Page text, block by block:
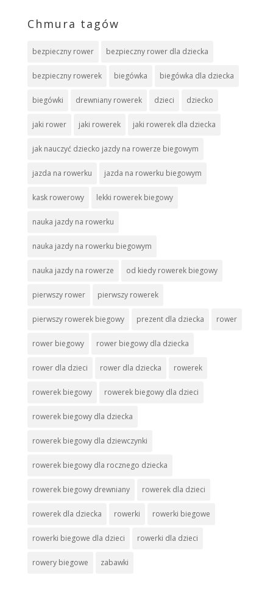
Chmura tagów
bezpieczny rower bezpieczny rower dla dziecka
bezpieczny rowerek biegówka biegówka dla dziecka
biegówki drewniany rowerek dzieci dziecko
jaki rower jaki rowerek jaki rowerek dla dziecka
jak nauczyć dziecko jazdy na rowerze biegowym
jazda na rowerku jazda na rowerku biegowym
kask rowerowy lekki rowerek biegowy
nauka jazdy na rowerku
nauka jazdy na rowerku biegowym
nauka jazdy na rowerze od kiedy rowerek biegowy
pierwszy rower pierwszy rowerek
pierwszy rowerek biegowy prezent dla dziecka rower
rower biegowy rower biegowy dla dziecka
rower dla dzieci rower dla dziecka rowerek
rowerek biegowy rowerek biegowy dla dzieci
rowerek biegowy dla dziecka
rowerek biegowy dla dziewczynki
rowerek biegowy dla rocznego dziecka
rowerek biegowy drewniany rowerek dla dzieci
rowerek dla dziecka rowerki rowerki biegowe
rowerki biegowe dla dzieci rowerki dla dzieci
rowery biegowe zabawki